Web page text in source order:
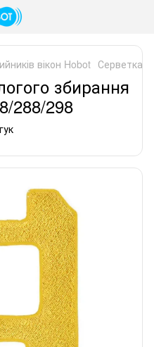
вікон Hobot Серветка
збирання
288/298